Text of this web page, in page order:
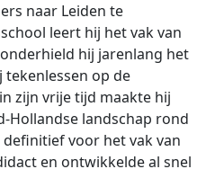
naar Leiden te
leert hij het vak van
hij jarenlang het
tekenlessen op de
zijn vrije tijd maakte hij
Hollandse landschap rond
definitief voor het vak van
en ontwikkelde al snel